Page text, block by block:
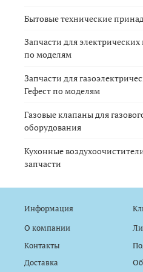
Бытовые технические
Запчасти для электрических
по моделям
Запчасти для
Гефест по моделям
Газовые клапаны для
оборудования
Кухонные
запчасти
Информация
О компании
Контакты
Доставка